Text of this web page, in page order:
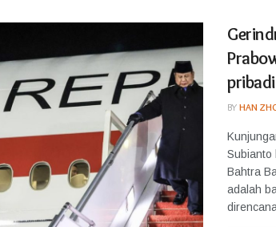
pribadi
BY HAN
Subianto
Bahtra
adalah